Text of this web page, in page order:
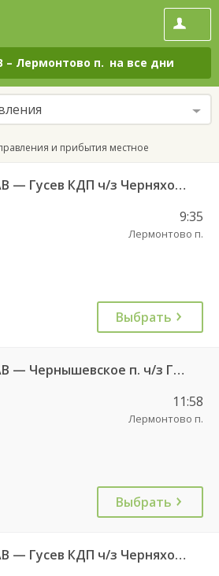
– Лермонтово п. на все дни
и прибытия местное
580 Калининград АВ — Гусев КДП ч/з Черняховск АС
9:35
Лермонтово п.
Выбрать
583 Калининград АВ — Чернышевское п. ч/з Гвардейск КДП, Черняховск АС
11:58
Лермонтово п.
Выбрать
580 Калининград АВ — Гусев КДП ч/з Черняховск АС